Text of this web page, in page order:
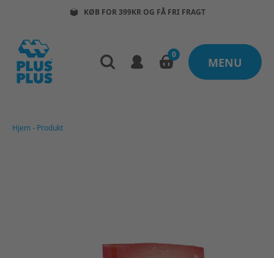
KØB FOR 399KR OG FÅ FRI FRAGT
0
MENU
Hjem- Produkt